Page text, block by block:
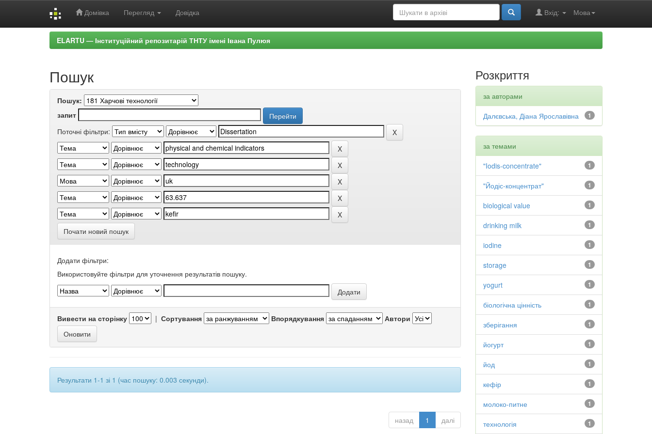
Домівка Перегляд Довідка Мова
Вхід:
ELARTU — Інституційний репозитарій ТНТУ імені Івана Пулюя
Пошук
Пошук:
запит
Поточні фільтри:
Почати новий пошук
Додати фільтри:
Використовуйте фільтри для уточнення результатів пошуку.
Вивести на сторінку | Сортування Впорядкування Автори
Результати 1-1 зі 1 (час пошуку: 0.003 секунди).
назад 1 далі
Розкриття
за авторами
1
Далєвська, Діана Ярославівна
за темами
1
"Iodis-concentrate"
1
"Йодіс-концентрат"
1
biological value
1
drinking milk
1
iodine
1
storage
1
yogurt
1
біологічна цінність
1
зберігання
1
йогурт
1
йод
1
кефір
1
молоко-питне
1
технологія